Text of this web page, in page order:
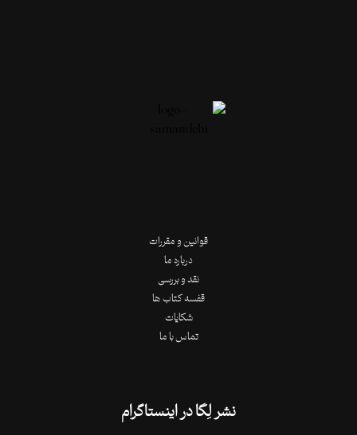
قوانین و مقررات
درباره ما
نقد و بررسی
قفسه کتاب ها
شکایات
تماس با ما
نشر لِگا در اینستاگرام